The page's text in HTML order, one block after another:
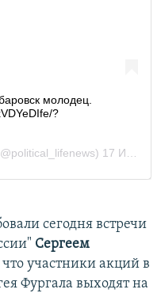
сегодня встречи
Сергеем
участники акций в
Фургала выходят на